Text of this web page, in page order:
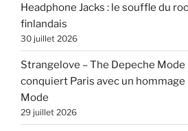
Headphone Jacks : le souffle du
finlandais
30 juillet 2026
Strangelove – The Depeche
conquiert Paris avec un
Mode
29 juillet 2026